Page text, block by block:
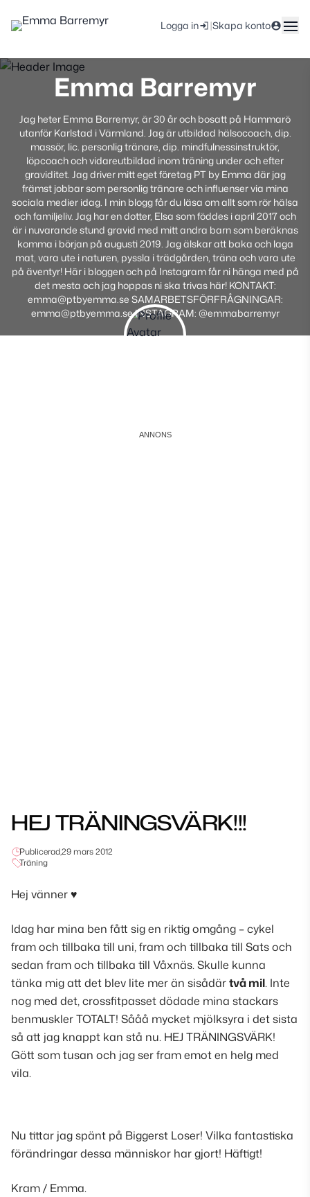
Logga in |Skapa konto
Emma Barremyr
Jag heter Emma Barremyr, är 30 år och bosatt på Hammarö
utanför Karlstad i Värmland. Jag är utbildad hälsocoach, dip.
massör, lic. personlig tränare, dip. mindfulnessinstruktör,
löpcoach och vidareutbildad inom träning under och efter
graviditet. Jag driver mitt eget företag PT by Emma där jag
främst jobbar som personlig tränare och influenser via mina
sociala medier idag. I min blogg får du läsa om allt som rör hälsa
och familjeliv. Jag har en dotter, Elsa som föddes i april 2017 och
är i nuvarande stund gravid med mitt andra barn som beräknas
komma i början på augusti 2019. Jag älskar att baka och laga
mat, vara ute i naturen, pyssla i trädgården, träna och vara ute
på äventyr! Här i bloggen och på Instagram får ni hänga med på
det mesta och jag hoppas ni ska trivas här! KONTAKT:
emma@ptbyemma.se SAMARBETSFÖRFRÅGNINGAR:
emma@ptbyemma.se INSTAGRAM: @emmabarremyr
HEJ TRÄNINGSVÄRK!!!
Publicerad,29 mars 2012
Träning
Hej vänner♥
Idag har mina ben fått sig en riktig omgång – cykel
fram och tillbaka till uni, fram och tillbaka till Sats och
sedan fram och tillbaka till Våxnäs. Skulle kunna
tänka mig att det blev lite mer än sisådärtvå mil. Inte
nog med det, crossfitpasset dödade mina stackars
benmuskler TOTALT! Sååå mycket mjölksyra i det sista
så att jag knappt kan stå nu. HEJ TRÄNINGSVÄRK!
Gött som tusan och jag ser fram emot en helg med
vila.
Nu tittar jag spänt på Biggerst Loser! Vilka fantastiska
förändringar dessa människor har gjort! Häftigt!
Kram / Emma.